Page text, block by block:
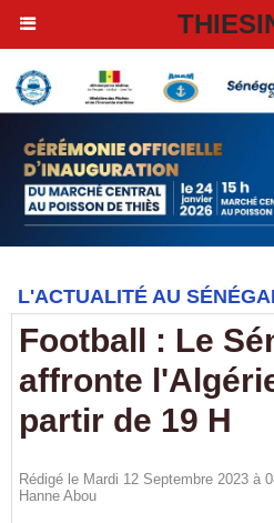
L'ACTUALITÉ AU
Football : Le
affronte
partir de 19 H
Rédigé le Mardi 12 Septembre 2023 à
Hanne Abou